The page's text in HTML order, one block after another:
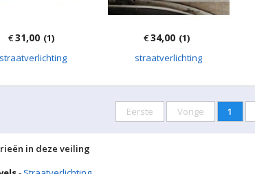
€31,00 (1)
straatverlichting
€34,00 (1)
straatverlichting
Eerste Vorige 1
in deze veiling